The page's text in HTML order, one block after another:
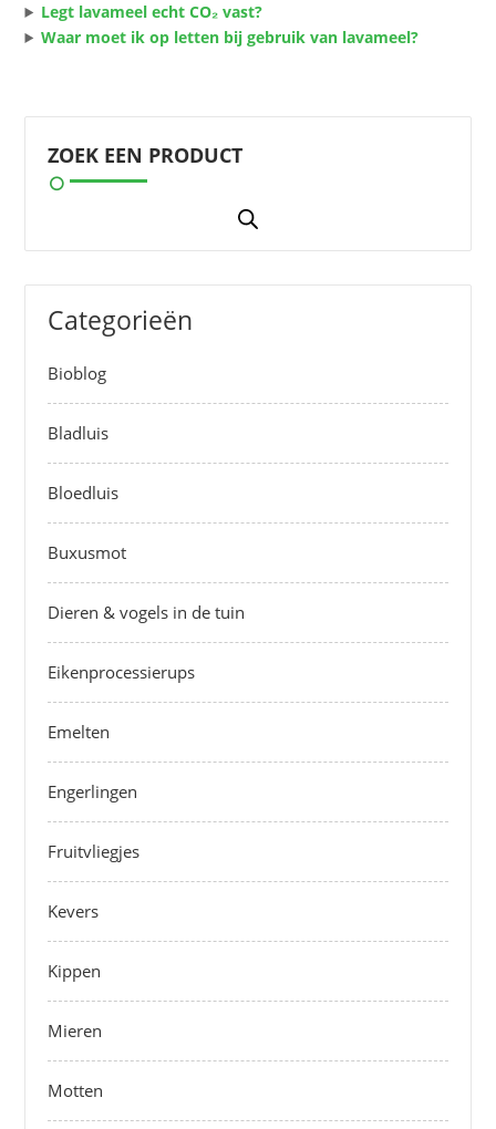
Legt lavameel echt CO₂ vast?
Waar moet ik op letten bij gebruik van lavameel?
ZOEK EEN PRODUCT
Categorieën
Bioblog
Bladluis
Bloedluis
Buxusmot
Dieren & vogels in de tuin
Eikenprocessierups
Emelten
Engerlingen
Fruitvliegjes
Kevers
Kippen
Mieren
Motten